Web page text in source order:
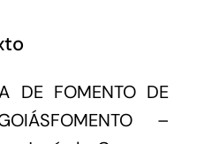
DE FOMENTO DE
–